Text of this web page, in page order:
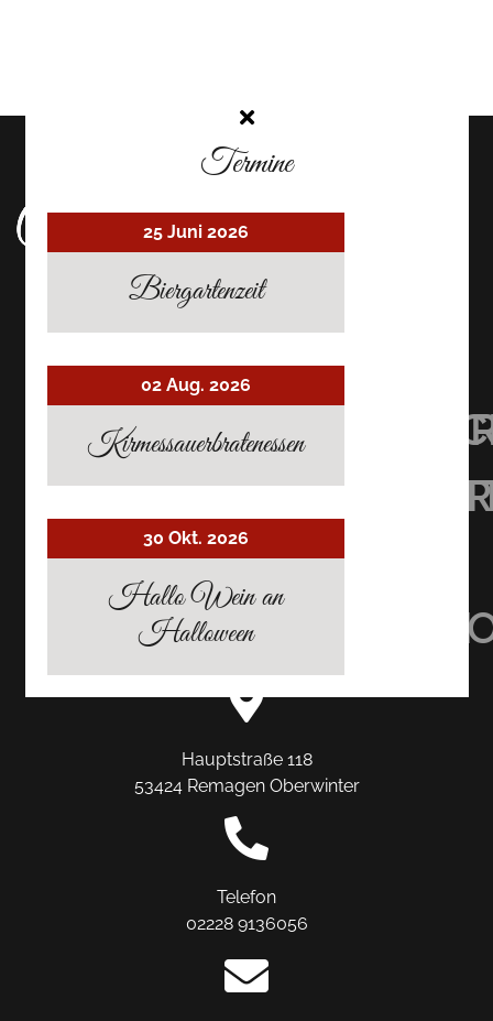
UHRMACHER’S
RESTAURANT
AUF
TRIPADVISOR
AUF
INSTAGRAM
AUF
Hauptstraße 118
53424 Remagen Oberwinter
Telefon
02228 9136056
Termine
25 Juni 2026
Biergartenzeit
02 Aug. 2026
Kirmessauerbratenessen
30 Okt. 2026
Hallo Wein an
Halloween